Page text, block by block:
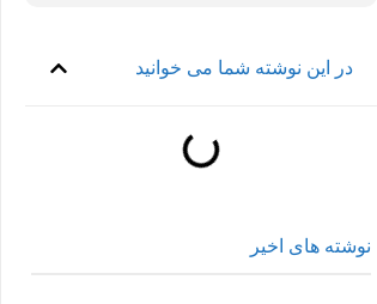
در این نوشته شما می خوانید
نوشته های اخیر